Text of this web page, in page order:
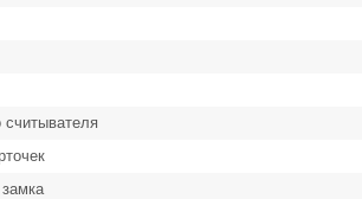
считывателя